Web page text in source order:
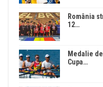
România
12…
Medalie
Cupa…